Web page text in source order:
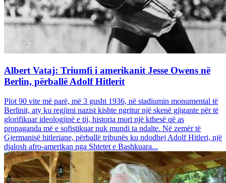
Albert Vataj: Triumfi i amerikanit Jesse Owens në
Berlin, përballë Adolf Hitlerit
Plot 90 vite më parë, më 3 gusht 1936, në stadiumin monumental të
Berlinit, aty ku regjimi nazist kishte ngritur një skenë gjigante për të
glorifikuar ideologjinë e tij, historia mori një kthesë që as
propaganda më e sofistikuar nuk mundi ta ndalte. Në zemër të
Gjermanisë hitleriane, përballë tribunës ku ndodhej Adolf Hitleri, një
djalosh afro-amerikan nga Shtetet e Bashkuara...